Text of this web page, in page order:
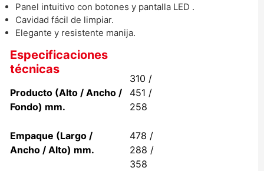
Panel intuitivo con botones y pantalla LED .
Cavidad fácil de limpiar.
Elegante y resistente manija.
Especificaciones
técnicas
Producto (Alto / Ancho /
Fondo) mm.
310 /
451 /
258
Empaque (Largo /
Ancho / Alto) mm.
478 /
288 /
358